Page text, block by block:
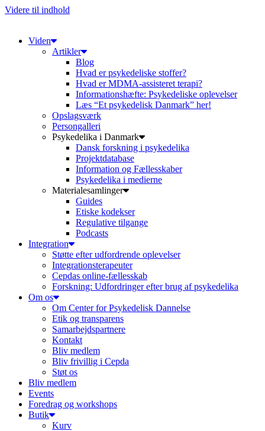
Videre til indhold
Viden
Artikler
Blog
Hvad er psykedeliske stoffer?
Hvad er MDMA-assisteret terapi?
Informationshæfte: Psykedeliske oplevelser
Læs “Et psykedelisk Danmark” her!
Opslagsværk
Persongalleri
Psykedelika i Danmark
Dansk forskning i psykedelika
Projektdatabase
Information og Fællesskaber
Psykedelika i medierne
Materialesamlinger
Guides
Etiske kodekser
Regulative tilgange
Podcasts
Integration
Støtte efter udfordrende oplevelser
Integrationsterapeuter
Cepdas online-fællesskab
Forskning: Udfordringer efter brug af psykedelika
Om os
Om Center for Psykedelisk Dannelse
Etik og transparens
Samarbejdspartnere
Kontakt
Bliv medlem
Bliv frivillig i Cepda
Støt os
Bliv medlem
Events
Foredrag og workshops
Butik
Kurv